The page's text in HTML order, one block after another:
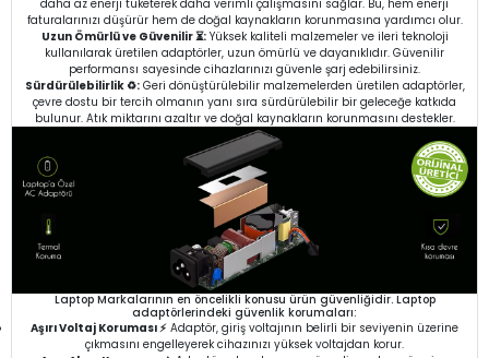
daha az enerji tüketerek daha verimli çalışmasını sağlar. Bu, hem enerji
faturalarınızı düşürür hem de doğal kaynakların korunmasına yardımcı olur.
Uzun Ömürlü ve Güvenilir ⏳:Yüksek kaliteli malzemeler ve ileri teknoloji
kullanılarak üretilen adaptörler, uzun ömürlü ve dayanıklıdır. Güvenilir
performansı sayesinde cihazlarınızı güvenle şarj edebilirsiniz.
Sürdürülebilirlik ♻️:Geri dönüştürülebilir malzemelerden üretilen adaptörler,
çevre dostu bir tercih olmanın yanı sıra sürdürülebilir bir geleceğe katkıda
bulunur. Atık miktarını azaltır ve doğal kaynakların korunmasını destekler.
Laptop Markalarının en öncelikli konusu ürün güvenliğidir. Laptop
adaptörlerindeki güvenlik korumaları:
Aşırı Voltaj Koruması ⚡ Adaptör, giriş voltajının belirli bir seviyenin üzerine
çıkmasını engelleyerek cihazınızı yüksek voltajdan korur.